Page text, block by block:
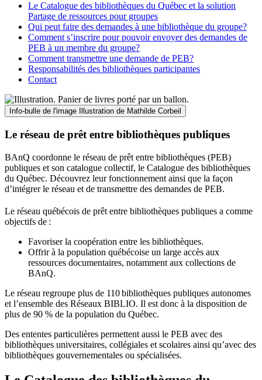
Le Catalogue des bibliothèques du Québec et la solution
Partage de ressources pour groupes
Qui peut faire des demandes à une bibliothèque du groupe?
Comment s’inscrire pour pouvoir envoyer des demandes de
PEB à un membre du groupe?
Comment transmettre une demande de PEB?
Responsabilités des bibliothèques participantes
Contact
Info-bulle de l'image Illustration de Mathilde Corbeil
Le réseau de prêt entre bibliothèques publiques
BAnQ coordonne le réseau de prêt entre bibliothèques (PEB)
publiques et son catalogue collectif, le Catalogue des bibliothèques
du Québec. Découvrez leur fonctionnement ainsi que la façon
d’intégrer le réseau et de transmettre des demandes de PEB.
Le réseau québécois de prêt entre bibliothèques publiques a comme
objectifs de :
Favoriser la coopération entre les bibliothèques.
Offrir à la population québécoise un large accès aux
ressources documentaires, notamment aux collections de
BAnQ.
Le réseau regroupe plus de 110bibliothèques publiques autonomes
et l’ensemble des Réseaux BIBLIO. Il est donc à la disposition de
plus de 90 % de la population du Québec.
Des ententes particulières permettent aussi le PEB avec des
bibliothèques universitaires, collégiales et scolaires ainsi qu’avec des
bibliothèques gouvernementales ou spécialisées.